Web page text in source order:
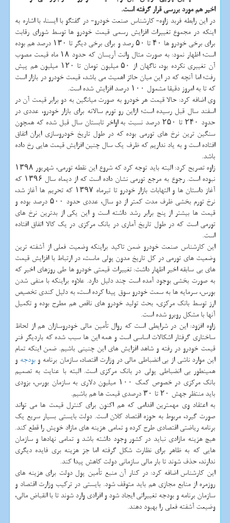
اخیر هم مورد بررسی قرار گرفته است.
در این رابطه فربد زاوه- کارشناس صنعت خودرو- در گفتگو با ایسنا، با اشاره به
اینکه در مجموع تغییرات افزایش رسمی قیمت خودرو ها توسط شورای رقابت
برای برخی خودرو ها ۴۰ تا ۵۰ رصد و برای برخی دیگر تا ۱۳۰ درصد هم بوده
است؛ اظهار نمود: به صورت مثال وانت آریسان که حدود ۱۸ ماه قیمت مصوب
آن تغییری نکرده بود، ناگهان از ۵۰ میلیون تومان تا ۱۲۰ میلیون هم پیش
رفت؛ اما آنچه که در این میان حائز اهمیت می باشد، قیمت خودرو در بازار است
که تا به امروز دقیقا مشمول ۱۰۰ درصد افزایش شده است.
وی اضافه کرد: حالا قیمت هر خودرو به صورت میانگین به دو برابر قیمت آن در
اسفند سال قبل رسیده است؛ ازاین رو تورم سالانه برای بازار خودرو، عددی در
حدود ۲۴۰ تا ۲۵۰ درصد نسبت به اواخر تابستان سال قبل شده که همچون
سنگین ترین نرخ های تورمی بوده که در طول تاریخ خودروسازی ایران اتفاق
افتاده است و به یاد نداریم که ظرف یک سال چنین افزایش قیمت هایی رخ داده
باشد.
زاوه تصریح کرد: البته باید توجه کرد که شروع این نقطه تورمی، شهریور ۱۳۹۸
نبوده است. رجوع به مرجع تورمی نشان داده است که از دیماه سال ۱۳۹۶ که
آغاز داستان ها و التهابات بازار خودرو تا تیرماه ۱۳۹۷ که تحریم ها آغاز شد،
نرخ تورم بخشی ظرف مدت کمتر از دو سال، عددی حدود ۵۰۰ درصد بوده و
قیمت ها بیشتر از پنج برابر رشد داشته است و این یکی از بدترین نرخ های
تورمی است که در طول تاریخ آماری در بانک مرکزی در یک کالا اتفاق افتاده
است.
این کارشناس صنعت خودرو ضمن تاکید براینکه وضعیت فعلی از آشفته ترین
وضعیت های تورمی در کل تاریخ مدون پولی ماست، در ارتباط با افزایش قیمت
های بی سابقه اخیر اظهار داشت: تغییرات قیمتی خودرو ها طی روزهای اخیر که
به صورت بخشی بوجود آمده است چند دلیل دارد. علاوه براینکه با منفی شدن
بورس، سرمایه ها به سمت خودرو سوق پیدا کرده است، به دلیل کندی تخصیص
ارز توسط بانک مرکزی، بحث تولید خودرو های ناقص هم مطرح بوده و تکمیل
آنها با مشکل روبرو شده است.
زاوه افزود: این در شرایطی است که روال تأمین مالی خودروسازان هم از لحاظ
ساختاری گرفتار اشکالات اساسی است و همه این ها سبب شده که باردیگر فنر
قیمت خودرو در رفته و شاهد افزایش های این چنینی باشیم. ضمن اینکه تمام
این موارد ناشی از بی انضباطی مالی در وزارت اقتصاد، سازمان برنامه وبودجه و
همینطور بی انضباطی پولی در بانک مرکزی است. البته با عنایت به تصمیم
بانک مرکزی در خصوص کمک ۱۰۰ میلیون دلاری به سازمان بورس، بزودی
باید منتظر جهش ۲۰ تا ۳۰ درصدی قیمت ها هم باشیم.
به اعتقاد وی مهمترین اقدامی که هم اکنون برای کنترل قیمت ها می تواند
صورت گیرد، مربوط به حوزه اقتصاد کلان است. دولت بایستی بسیار سریع یک
برنامه ریاضتی اقتصادی طرح کرده و تمامی هزینه های مازاد خویش را قطع کند.
هیچ هزینه مازادی نباید در کشور وجود داشته باشد و تمامی نهادها و سازمان
هایی که به ظاهر برای نظارت شکل گرفته اما جز هزینه بری فایده دیگری
ندارند، حذف شوند تا بار مالی سازمانی دولت کاهش پیدا کند.
این کارشناس اضافه کرد: در کنار آن منبع تأمین پول دولت برای هزینه های
روزمره از منابع مجازی هم باید متوقف شود. بایستی در ترکیب وزارت اقتصاد و
سازمان برنامه و بودجه تغییراتی ایجاد شود و افرادی وارد شوند تا با انقباض مالی،
وضیعت آشفته فعلی را بهبود دهند.